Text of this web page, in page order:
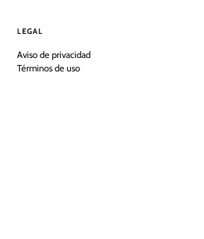
LEGAL
Aviso de privacidad
Términos de uso